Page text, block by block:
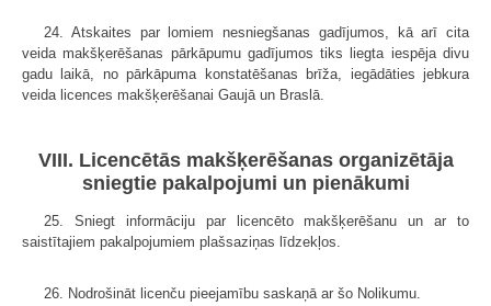
24. Atskaites par lomiem nesniegšanas gadījumos, kā arī cita
veida makšķerēšanas pārkāpumu gadījumos tiks liegta iespēja divu
gadu laikā, no pārkāpuma konstatēšanas brīža, iegādāties jebkura
veida licences makšķerēšanai Gaujā un Braslā.
VIII. Licencētās makšķerēšanas organizētāja
sniegtie pakalpojumi un pienākumi
25. Sniegt informāciju par licencēto makšķerēšanu un ar to
saistītajiem pakalpojumiem plašsaziņas līdzekļos.
26. Nodrošināt licenču pieejamību saskaņā ar šo Nolikumu.